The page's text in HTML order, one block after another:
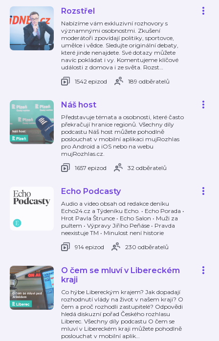
Rozstřel
Nabízíme vám exkluzivní rozhovory s
významnými osobnostmi. Zkušení
moderátoři zpovídají politiky, sportovce,
umělce i vědce. Sledujte originální debaty,
které jinde nenajdete. Své dotazy můžete
navíc pokládat i vy. Komentujeme klíčové
události z domova i ze světa. Rozst…
1542 epizod
189 odběratelů
Náš host
Představuje témata a osobnosti, které často
překračují hranice regionů. Všechny díly
podcastu Náš host můžete pohodlně
poslouchat v mobilní aplikaci mujRozhlas
pro Android a iOS nebo na webu
mujRozhlas.cz.
1657 epizod
32 odběratelů
Echo Podcasty
Audio a video obsah od redakce deníku
Echo24.cz a Týdeníku Echo. • Echo Porada •
Hrot Pavla Štrunce • Echo Salon • Muži za
pultem • Výpravy Jiřího Peňáse • Pravda
neexistuje TM • Minulost není historie
914 epizod
230 odběratelů
O čem se mluví v Libereckém
kraji
Co hýbe Libereckým krajem? Jak dopadají
rozhodnutí vlády na život v našem kraji? O
čem a proč rozhodli zastupitelé? Odpovědi
hledá diskuzní pořad Českého rozhlasu
Liberec. Všechny díly podcastu O čem se
mluví v Libereckém kraji můžete pohodlně
poslouchat v mobilní aplik…